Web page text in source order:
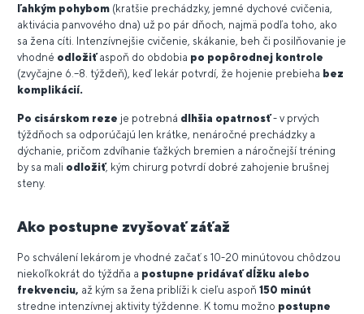
ľahkým pohybom (kratšie prechádzky, jemné dychové cvičenia,
aktivácia panvového dna) už po pár dňoch, najmä podľa toho, ako
sa žena cíti. Intenzívnejšie cvičenie, skákanie, beh či posilňovanie je
vhodné odložiťaspoň do obdobia po popôrodnej kontrole
(zvyčajne 6.–8. týždeň), keď lekár potvrdí, že hojenie prebieha bez
komplikácií.
Po cisárskom reze je potrebná dlhšia opatrnosť- v prvých
týždňoch sa odporúčajú len krátke, nenáročné prechádzky a
dýchanie, pričom zdvíhanie ťažkých bremien a náročnejší tréning
by sa mali odložiť, kým chirurg potvrdí dobré zahojenie brušnej
steny.
Ako postupne zvyšovať záťaž
Po schválení lekárom je vhodné začať s 10-20 minútovou chôdzou
niekoľkokrát do týždňa a postupne pridávať dĺžku alebo
frekvenciu, až kým sa žena priblíži k cieľu aspoň 150 minút
stredne intenzívnej aktivity týždenne. K tomu možno postupne